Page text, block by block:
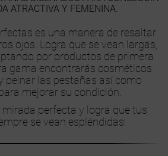
ATRACTIVA Y FEMENINA.
es una manera de resaltar
ojos. Logra que se vean largas,
por productos de primera
gama encontrarás cosméticos
peinar las pestañas así como
mejorar su condición.
mirada perfecta y logra que tus
se vean espléndidas!